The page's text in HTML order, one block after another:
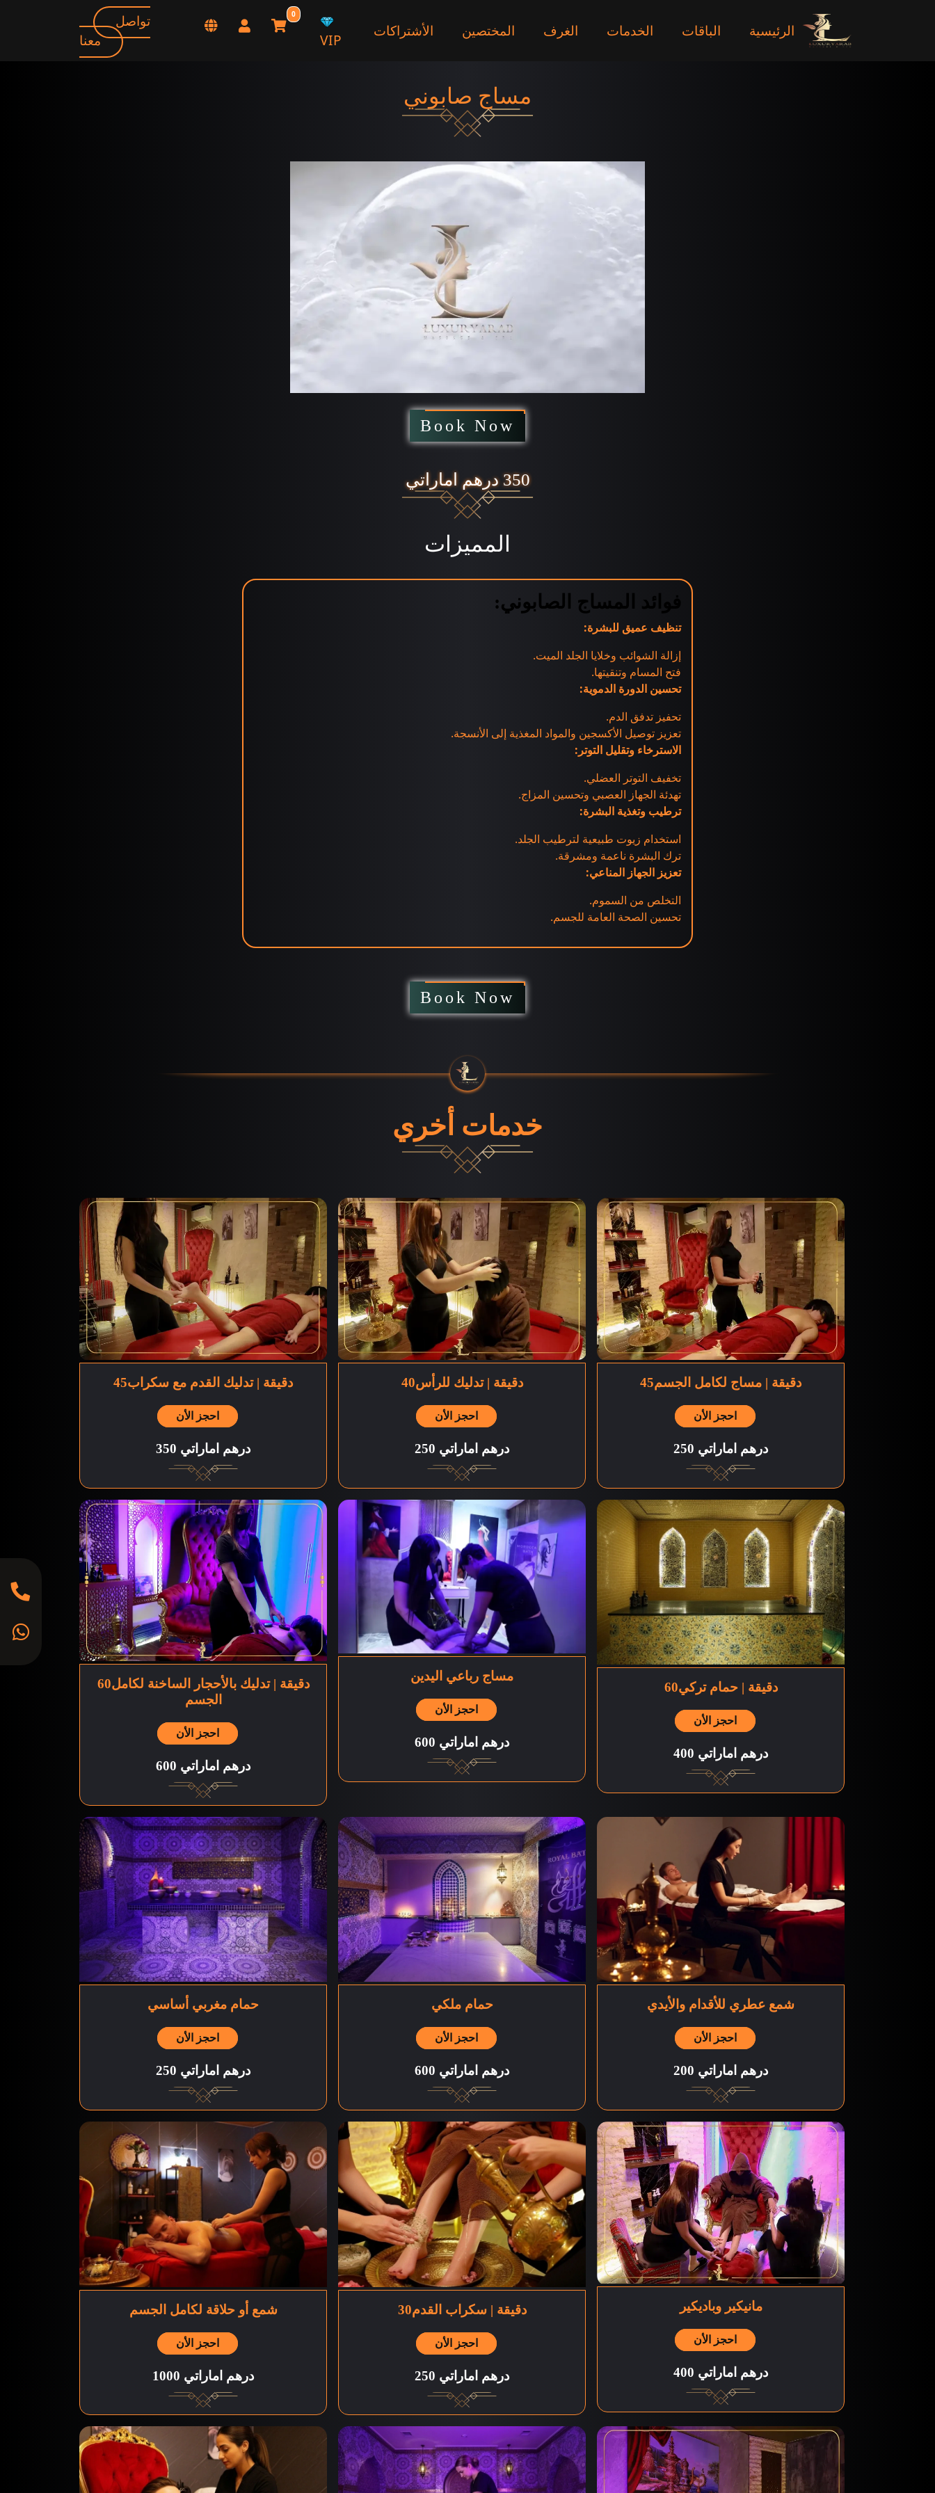
الرئيسية الباقات الخدمات الغرف المختصين الأشتراكات
VIP
0
تواصل
معنا
مساج صابوني
Book Now
350 درهم اماراتي
المميزات
فوائد المساج الصابوني:
تنظيف عميق للبشرة:
إزالة الشوائب وخلايا الجلد الميت.
فتح المسام وتنقيتها.
تحسين الدورة الدموية:
تحفيز تدفق الدم.
تعزيز توصيل الأكسجين والمواد المغذية إلى الأنسجة.
الاسترخاء وتقليل التوتر:
تخفيف التوتر العضلي.
تهدئة الجهاز العصبي وتحسين المزاج.
ترطيب وتغذية البشرة:
استخدام زيوت طبيعية لترطيب الجلد.
ترك البشرة ناعمة ومشرقة.
تعزيز الجهاز المناعي:
التخلص من السموم.
تحسين الصحة العامة للجسم.
Book Now
خدمات أخري
45دقيقة | تدليك القدم مع سكراب
احجز الأن
350 درهم اماراتي
40دقيقة | تدليك للرأس
احجز الأن
250 درهم اماراتي
45دقيقة | مساج لكامل الجسم
احجز الأن
250 درهم اماراتي
60دقيقة | تدليك بالأحجار الساخنة لكامل
الجسم
احجز الأن
600 درهم اماراتي
مساج رباعي اليدين
احجز الأن
600 درهم اماراتي
60دقيقة | حمام تركي
احجز الأن
400 درهم اماراتي
حمام مغربي أساسي
احجز الأن
250 درهم اماراتي
حمام ملكي
احجز الأن
600 درهم اماراتي
شمع عطري للأقدام والأيدي
احجز الأن
200 درهم اماراتي
شمع أو حلاقة لكامل الجسم
احجز الأن
1000 درهم اماراتي
30دقيقة | سكراب القدم
احجز الأن
250 درهم اماراتي
مانيكير وباديكير
احجز الأن
400 درهم اماراتي